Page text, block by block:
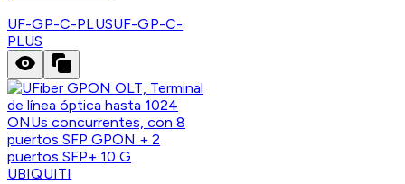
UF-GP-C-PLUSUF-GP-C-
PLUS
UBIQUITI